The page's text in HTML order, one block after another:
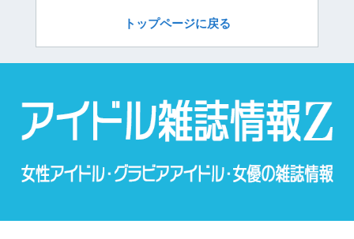
トップページに戻る